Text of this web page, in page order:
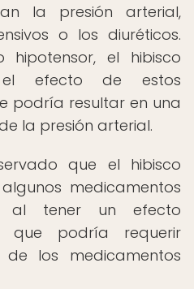
la presión arterial,
o los diuréticos.
el hibisco
el efecto de estos
podría resultar en una
la presión arterial.
que el hibisco
medicamentos
al tener un efecto
que podría requerir
los medicamentos